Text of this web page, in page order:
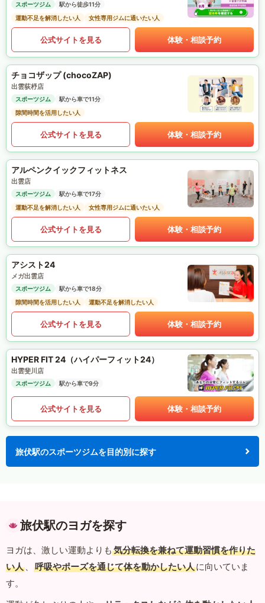
スポーツジム
駅から徒歩11分
運動不足を解消したい人
女性専用ジムに通いたい人
公式サイトを見る 体験・相談予約
チョコザップ (chocoZAP)
出雲荻杼店
スポーツジム
駅から車で11分
隙間時間を活用したい人
公式サイトを見る 体験・相談予約
アルペンクイックフィットネス
出雲店
スポーツジム
駅から車で17分
運動不足を解消したい人
女性専用ジムに通いたい人
公式サイトを見る 体験・相談予約
アシスト24
メガ出雲店
スポーツジム
駅から車で18分
隙間時間を活用したい人
運動不足を解消したい人
公式サイトを見る 体験・相談予約
HYPER FIT 24（ハイパーフィット24）
出雲斐川店
スポーツジム 駅から車で9分
公式サイトを見る 体験・相談予約
旅伏駅のスポーツジムを目的別に探す
旅伏駅のヨガを探す
ヨガは、激しい運動よりも 気分転換を兼ねて運動習慣を作りた
い人 、 呼吸やポーズを通じて体を動かしたい人に向いていま
す。